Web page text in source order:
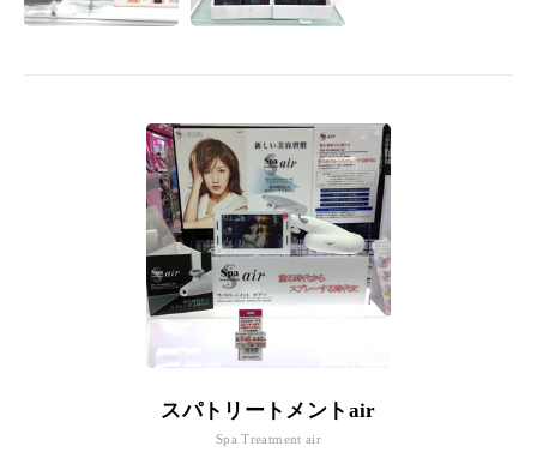
スパトリートメントair
Spa Treatment air